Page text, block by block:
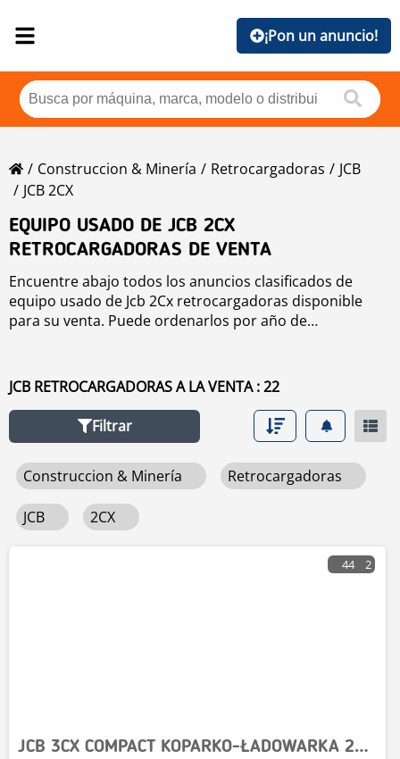
¡Pon un anuncio!
Construccion & Minería Retrocargadoras
JCB
JCB 2CX
EQUIPO USADO DE JCB 2CX
RETROCARGADORAS DE VENTA
Encuentre abajo todos los anuncios clasificados de
equipo usado de Jcb 2Cx retrocargadoras disponible
para su venta. Puede ordenarlos por año de
navegación de la izquierda.
JCB RETROCARGADORAS A LA VENTA : 22
Filtrar
Construccion & Minería Retrocargadoras
JCB 2CX
44 2
JCB 3CX COMPACT KOPARKO-ŁADOWARKA 2019R | JCB 2CX, JCB